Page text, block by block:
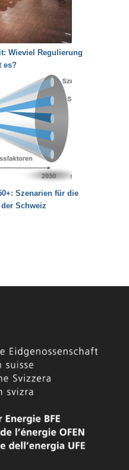
Wieviel Regulierung
es?
Szenarien für die
Schweiz